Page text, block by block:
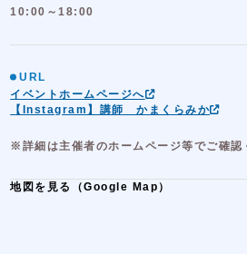
10:00～18:00
URL
イベントホームページへ
【Instagram】講師 かまくらみか
※詳細は主催者のホームページ等でご確認
地図を見る（Google Map）